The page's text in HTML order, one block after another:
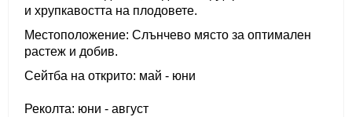
и хрупкавостта на плодовете.
Местоположение: Слънчево място за оптимален
растеж и добив.
Сейтба на открито: май - юни
Реколта: юни - август